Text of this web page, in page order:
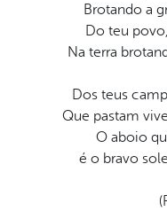
Brotando a
Do teu
Na terra
Dos teus
Que pastam
O aboio
é o bravo